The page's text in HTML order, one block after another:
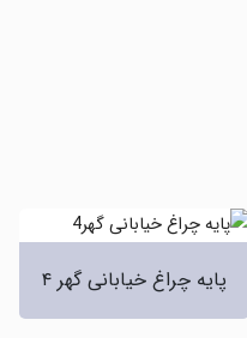
چراغ خیابانی گهر ۴